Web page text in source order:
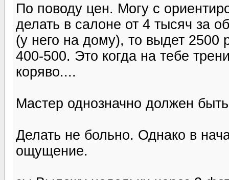
По поводу цен. Могу с
делать в салоне от 4 тысяч за
(у него на дому), то выдет 2500
400-500. Это когда на тебе
коряво....
Мастер однозначно должен
Делать не больно. Однако в
ощущение.